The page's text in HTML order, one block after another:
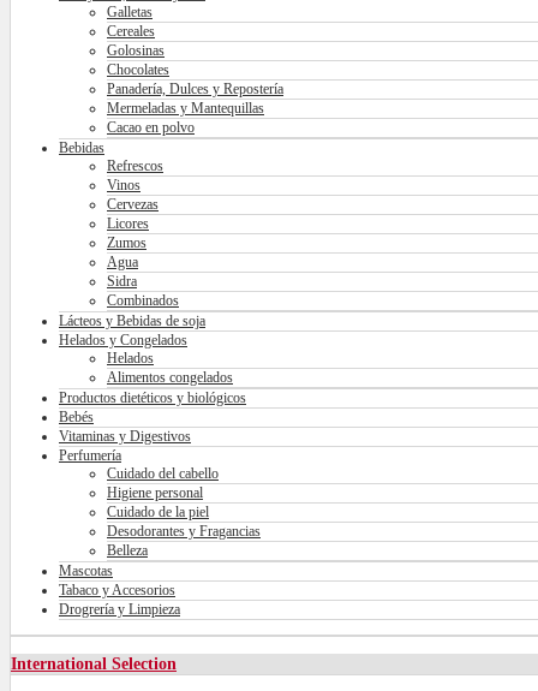
Galletas
Cereales
Golosinas
Chocolates
Panadería, Dulces y Repostería
Mermeladas y Mantequillas
Cacao en polvo
Bebidas
Refrescos
Vinos
Cervezas
Licores
Zumos
Agua
Sidra
Combinados
Lácteos y Bebidas de soja
Helados y Congelados
Helados
Alimentos congelados
Productos dietéticos y biológicos
Bebés
Vitaminas y Digestivos
Perfumería
Cuidado del cabello
Higiene personal
Cuidado de la piel
Desodorantes y Fragancias
Belleza
Mascotas
Tabaco y Accesorios
Drogrería y Limpieza
International Selection